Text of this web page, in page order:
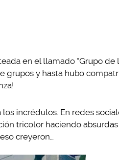
en el llamado “Grupo de
grupos y hasta hubo
incrédulos. En redes
tricolor haciendo
creyeron…